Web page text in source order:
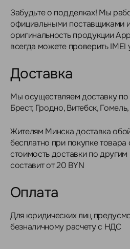
Забудьте о подделках! Мы
официальными поставщиками
оригинальность продукции
всегда можете проверить IMEI
Доставка
Мы осуществляем доставку
Брест, Гродно, Витебск,
Жителям Минска доставка
бесплатно при покупке товара
стоимость доставки по
составит от 20 BYN
Оплата
Для юридических лиц
безналичному расчету с НДС